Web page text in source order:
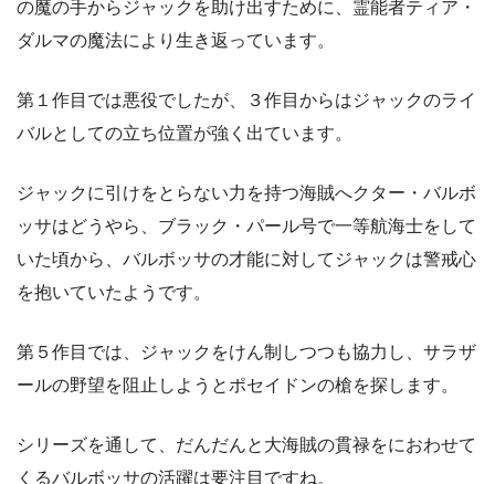
の魔の手からジャックを助け出すために、霊能者ティア・
ダルマの魔法により生き返っています。
第１作目では悪役でしたが、３作目からはジャックのライ
バルとしての立ち位置が強く出ています。
ジャックに引けをとらない力を持つ海賊へクター・バルボ
ッサはどうやら、ブラック・パール号で一等航海士をして
いた頃から、バルボッサの才能に対してジャックは警戒心
を抱いていたようです。
第５作目では、ジャックをけん制しつつも協力し、サラザ
ールの野望を阻止しようとポセイドンの槍を探します。
シリーズを通して、だんだんと大海賊の貫禄をにおわせて
くるバルボッサの活躍は要注目ですね。